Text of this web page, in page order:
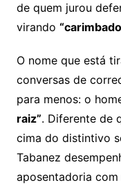
de quem jurou
virando
O nome que está
conversas de
para menos: o
raiz”. Diferente de
cima do distintivo
Tabanez
aposentadoria